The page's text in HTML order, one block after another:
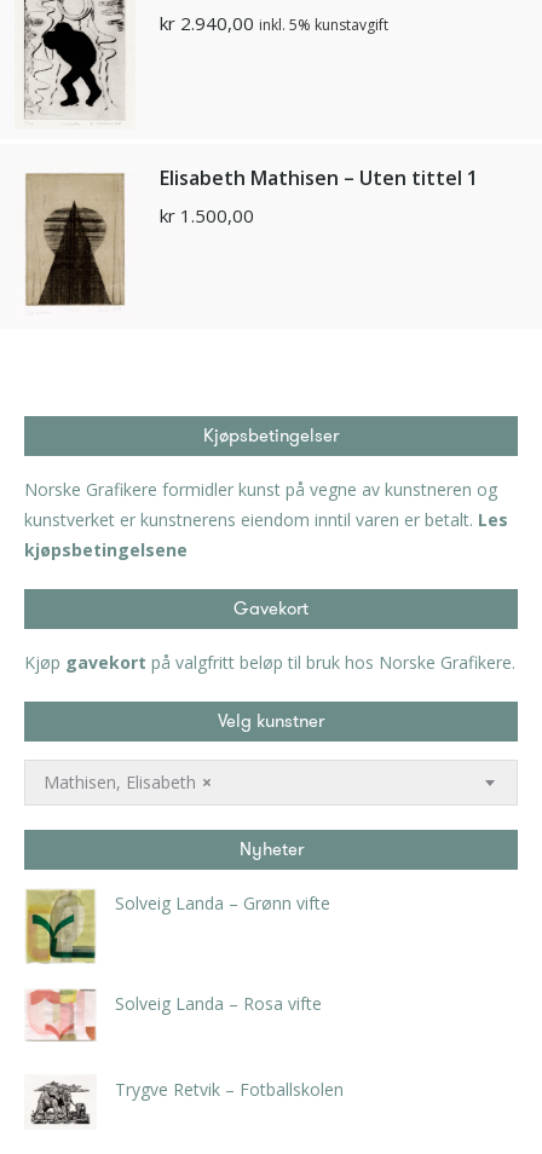
kr 2.940,00 inkl. 5% kunstavgift
Elisabeth Mathisen – Uten tittel 1
kr 1.500,00
Kjøpsbetingelser
Norske Grafikere formidler kunst på vegne av kunstneren og
kunstverket er kunstnerens eiendom inntil varen er betalt. Les
kjøpsbetingelsene
Gavekort
Kjøp gavekort på valgfritt beløp til bruk hos Norske Grafikere.
Velg kunstner
×
Mathisen, Elisabeth
Nyheter
Solveig Landa – Grønn vifte
Solveig Landa – Rosa vifte
Trygve Retvik – Fotballskolen